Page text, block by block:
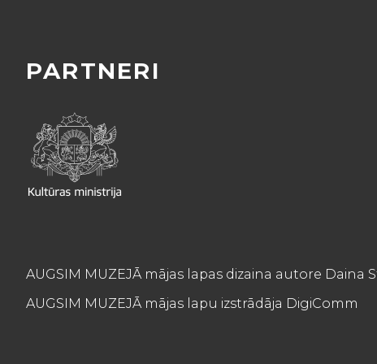
PARTNERI
AUGSIM MUZEJĀ mājas lapas dizaina autore Daina
AUGSIM MUZEJĀ mājas lapu izstrādāja DigiComm